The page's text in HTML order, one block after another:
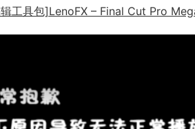
工具包]LenoFX – Final Cut Pro